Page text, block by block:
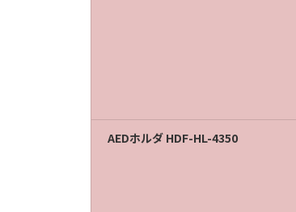
AEDホルダ HDF-HL-4350